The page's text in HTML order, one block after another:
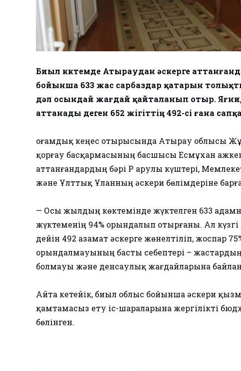
Биыл көктемде Атыраудан әскерге
бойынша 633 жас сарбаздар қатарын
дәл осындай жағдай қайталанып отыр.
аттанады деген 652 жігіттің 492-сі ғана
Қоғамдық кеңес отырысында Атырау облысы
қорғау басқармасының басшысы Есмұхан
аттанғандардың бәрі ҚР Қарулы күштері,
және Ұлттық Ұланның әскери бөлімдеріне
— Осы жылдың көктемінде жүктелген 633
жүктеменің 94% орындалып отырғаны. Ал күзгі
дейін 492 азамат әскерге жөнелтіліп, жоспар
орындалмауының басты себептері –
болмауы және денсаулық жағдайларына
Айта кетейік, биыл облыс бойынша әскери
қамтамасыз ету іс-шараларына жергілікті
бөлінген.